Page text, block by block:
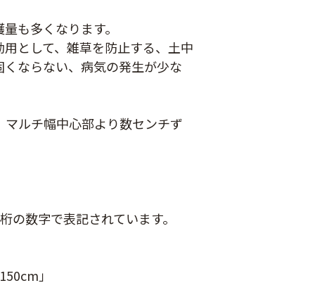
400ｍ
も多くなります。
として、雑草を防止する、土中
ならない、病気の発生が少な
ルチ幅中心部より数センチず
の数字で表記されています。
」